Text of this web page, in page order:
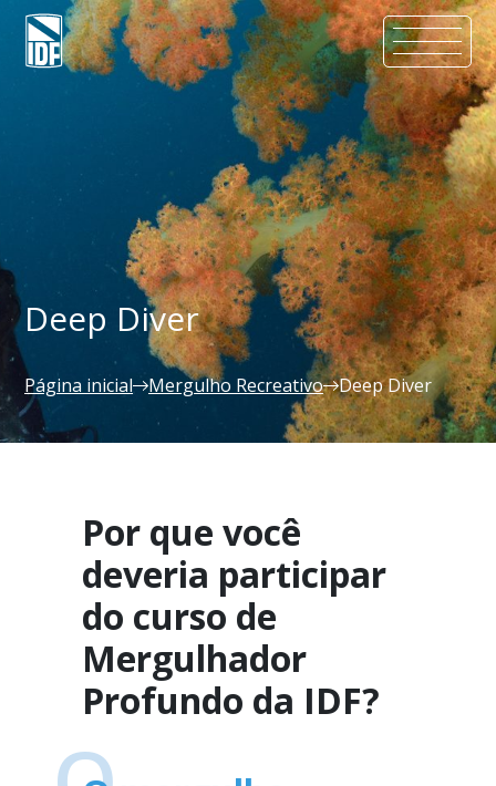
Deep Diver
Página inicial Mergulho Recreativo Deep Diver
Por que você
deveria participar
do curso de
Mergulhador
Profundo da IDF?